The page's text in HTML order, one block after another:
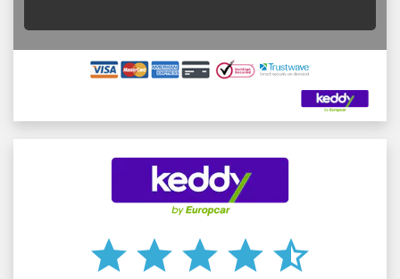
star star star star star_half